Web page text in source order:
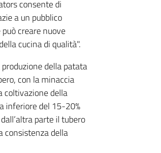
consente di
a un pubblico
creare nuove
cucina di qualità".
della patata
con la minaccia
coltivazione della
inferiore del 15-20%
parte il tubero
consistenza della